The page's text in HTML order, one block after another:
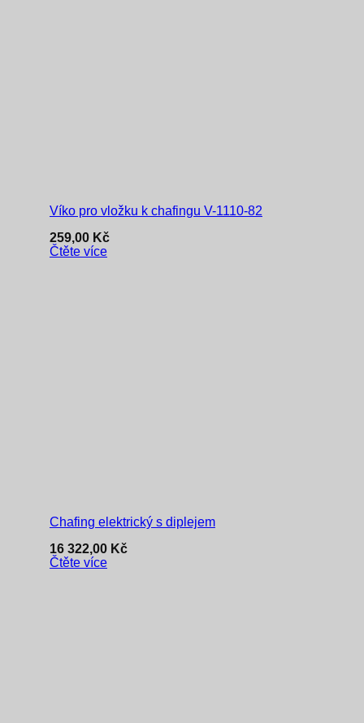
Víko pro vložku k chafingu V-1110-82
259,00 Kč
Čtěte více
Chafing elektrický s diplejem
16 322,00 Kč
Čtěte více